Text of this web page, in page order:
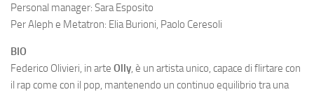
Personal manager: Sara Esposito
Per Aleph e Metatron: Elia Burioni, Paolo Ceresoli
BIO
Federico Olivieri, in arte Olly, è un artista unico, capace di flirtare con
il rap come con il pop, mantenendo un continuo equilibrio tra una